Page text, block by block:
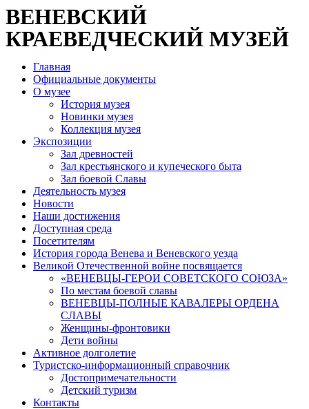
ВЕНЕВСКИЙ
КРАЕВЕДЧЕСКИЙ МУЗЕЙ
Главная
Официальные документы
О музее
История музея
Новинки музея
Коллекция музея
Экспозиции
Зал древностей
Зал крестьянского и купеческого быта
Зал боевой Славы
Деятельность музея
Новости
Наши достижения
Доступная среда
Посетителям
История города Венева и Веневского уезда
Великой Отечественной войне посвящается
«ВЕНЕВЦЫ-ГЕРОИ СОВЕТСКОГО СОЮЗА»
По местам боевой славы
ВЕНЕВЦЫ-ПОЛНЫЕ КАВАЛЕРЫ ОРДЕНА
СЛАВЫ
Женщины-фронтовики
Дети войны
Активное долголетие
Туристско-информационный справочник
Достопримечательности
Детский туризм
Контакты